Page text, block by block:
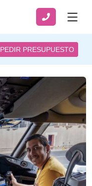
PEDIR PRESUPUESTO